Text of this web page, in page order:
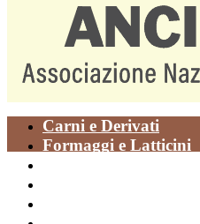
Carni e Derivati
Formaggi e Latticini